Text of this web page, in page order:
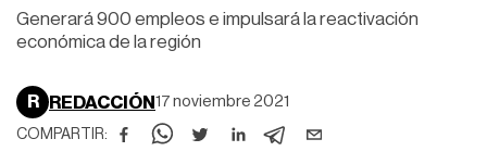
Generará 900 empleos e impulsará la reactivación
económica de la región
R REDACCIÓN 17 noviembre 2021
COMPARTIR: